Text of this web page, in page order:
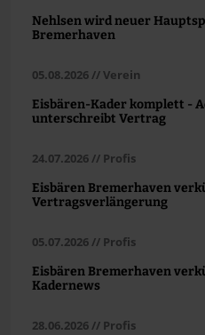
Nehlsen wird neuer
Bremerhaven
05.08.2026 // Verein
Eisbären-Kader komplett -
unterschreibt Vertrag
24.07.2026 // Profis
Eisbären Bremerhaven
Vertragsverlängerung
05.07.2026 // Profis
Eisbären Bremerhaven
Kadernews
28.06.2026 // Profis